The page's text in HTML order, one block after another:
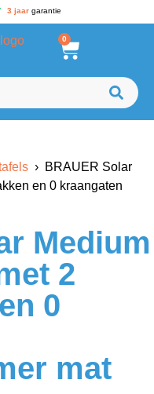
3 jaargarantie
0
› BRAUER Solar
en 0 kraangaten
Medium
2
0
mat